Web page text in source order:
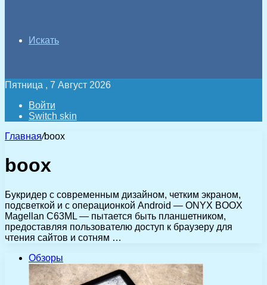
Искать
Пятница , 7 Август 2026
Войти
Switch skin
Главная/boox
boox
Букридер с современным дизайном, четким экраном,
подсветкой и с операционкой Android — ONYX BOOX
Magellan C63ML — пытается быть планшетником,
предоставляя пользователю доступ к браузеру для
чтения сайтов и сотням …
Обзоры